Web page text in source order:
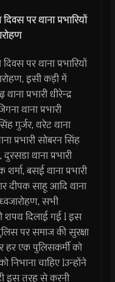
पर थाना प्रभारियों
पर थाना प्रभारियों
इसी कड़ी में
प्रभारी धीरेन्द्र
थाना प्रभारी
गुर्जर, थरेट थाना
प्रभारी सोबरन सिंह
थाना प्रभारी
बसई थाना प्रभारी
दीपक साहू आदि थाना
सभी
शपथ दिलाई गई l इस
पर समाज की सुरक्षा
हर एक पुलिसकर्मी को
निभाना चाहिए lउन्होंने
इस तरह से करनी